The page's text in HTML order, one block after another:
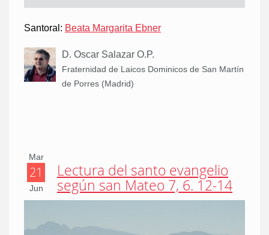
Santoral: Beata Margarita Ebner
D. Oscar Salazar O.P.
Fraternidad de Laicos Dominicos de San Martín
de Porres (Madrid)
Mar
21
Jun
Lectura del santo evangelio
según san Mateo 7, 6. 12-14